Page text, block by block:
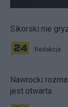
Sikorski nie
Redakcja
Nawrocki
jest otwarta